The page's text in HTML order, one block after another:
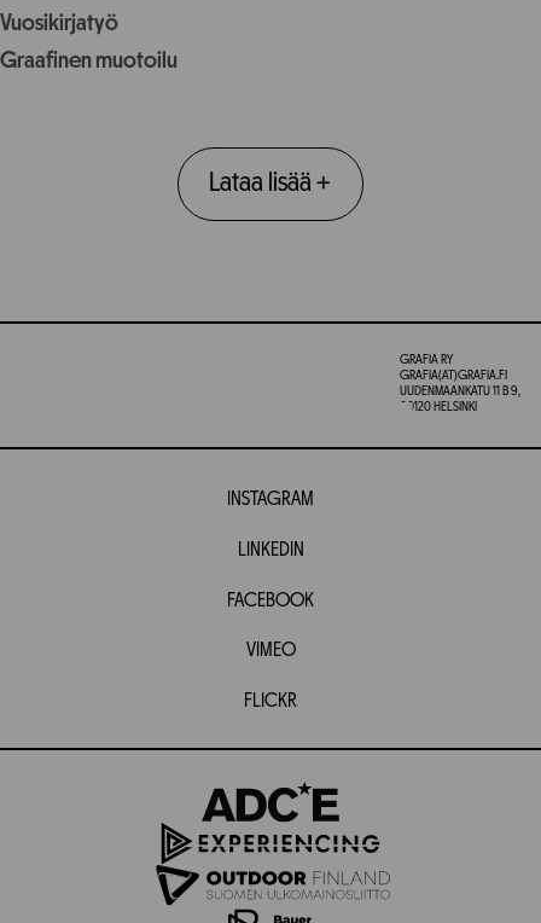
Vuosikirjatyö
Graafinen muotoilu
Lataa lisää+
GRAFIA RY
GRAFIA(AT)GRAFIA.FI
UUDENMAANKATU 11 B 9,
00120 HELSINKI
INSTAGRAM
LINKEDIN
FACEBOOK
VIMEO
FLICKR